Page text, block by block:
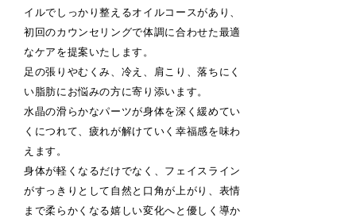
イルでしっかり整えるオイルコースがあり、
初回のカウンセリングで体調に合わせた最適
なケアを提案いたします。
足の張りやむくみ、冷え、肩こり、落ちにく
い脂肪にお悩みの方に寄り添います。
水晶の滑らかなパーツが身体を深く緩めてい
くにつれて、疲れが解けていく幸福感を味わ
えます。
身体が軽くなるだけでなく、フェイスライン
がすっきりとして自然と口角が上がり、表情
まで柔らかくなる嬉しい変化へと優しく導か